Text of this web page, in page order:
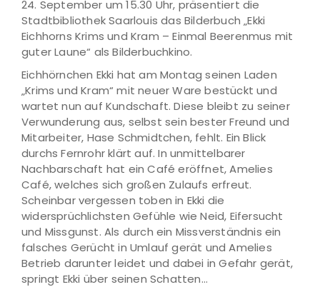
24. September um 15.30 Uhr, präsentiert die
Stadtbibliothek Saarlouis das Bilderbuch „Ekki
Eichhorns Krims und Kram – Einmal Beerenmus mit
guter Laune“ als Bilderbuchkino.
Eichhörnchen Ekki hat am Montag seinen Laden
„Krims und Kram“ mit neuer Ware bestückt und
wartet nun auf Kundschaft. Diese bleibt zu seiner
Verwunderung aus, selbst sein bester Freund und
Mitarbeiter, Hase Schmidtchen, fehlt. Ein Blick
durchs Fernrohr klärt auf. In unmittelbarer
Nachbarschaft hat ein Café eröffnet, Amelies
Café, welches sich großen Zulaufs erfreut.
Scheinbar vergessen toben in Ekki die
widersprüchlichsten Gefühle wie Neid, Eifersucht
und Missgunst. Als durch ein Missverständnis ein
falsches Gerücht in Umlauf gerät und Amelies
Betrieb darunter leidet und dabei in Gefahr gerät,
springt Ekki über seinen Schatten…